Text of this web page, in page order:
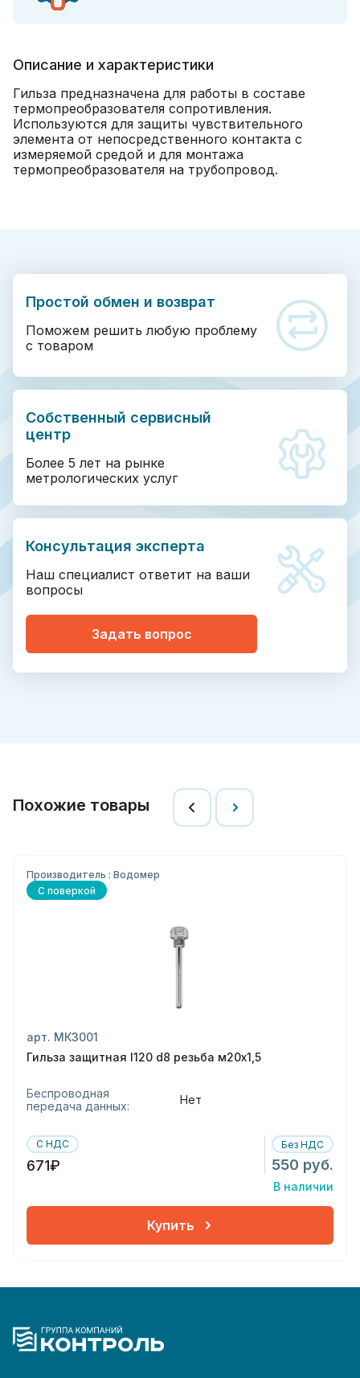
Описание и характеристики
Гильза предназначена для работы в составе
термопреобразователя сопротивления.
Используются для защиты чувствительного
элемента от непосредственного контакта с
измеряемой средой и для монтажа
термопреобразователя на трубопровод.
Простой обмен и возврат
Поможем решить любую проблему
с товаром
Собственный сервисный
центр
Более 5 лет на рынке
метрологических услуг
Консультация эксперта
Наш специалист ответит на ваши
вопросы
Задать вопрос
Похожие товары
Производитель : Водомер
С поверкой
арт. МК3001
Гильза защитная l120 d8 резьба м20х1,5
Беспроводная
передача данных:
Нет
С НДС
671₽
Без НДС
550 руб.
В наличии
Купить